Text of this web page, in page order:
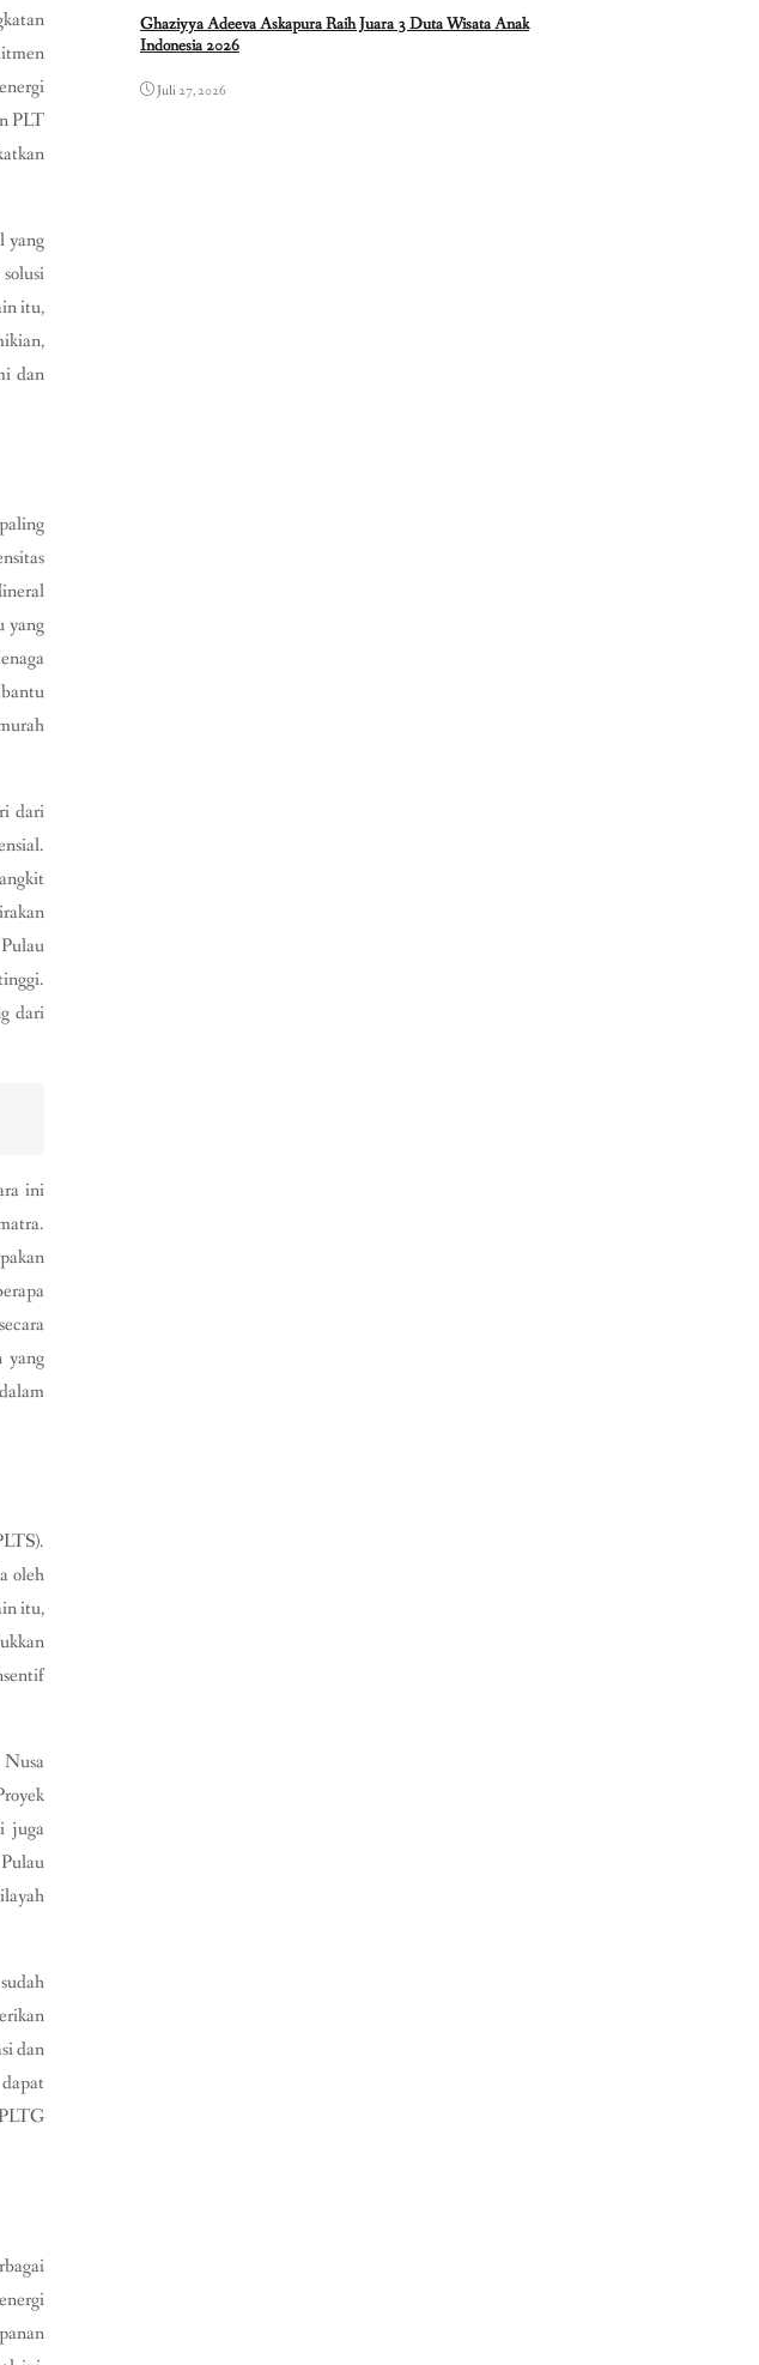
PLT
yang
itu,
dan
yang
dari
dari
ini
yang
oleh
itu,
juga
dan
Ghaziyya Adeeva Askapura Raih Juara 3 Duta Wisata Anak
Indonesia 2026
Juli 27, 2026